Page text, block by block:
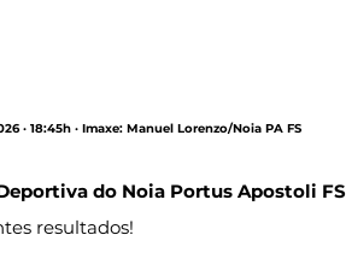
· 18:45h · Imaxe: Manuel Lorenzo/Noia PA FS
do Noia Portus Apostoli FS
resultados!